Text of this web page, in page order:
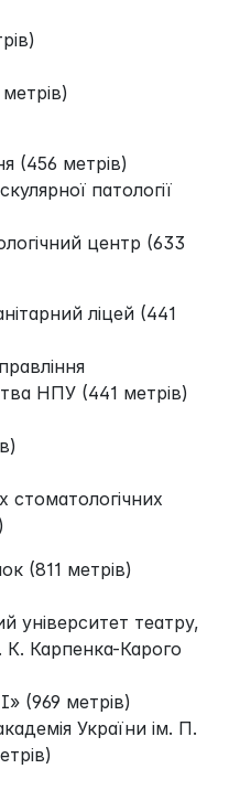
(456 метрів)
патології
центр (633
ліцей (441
НПУ (441 метрів)
стоматологічних
(811 метрів)
університет театру,
К. Карпенка-Карого
(969 метрів)
України ім. П.